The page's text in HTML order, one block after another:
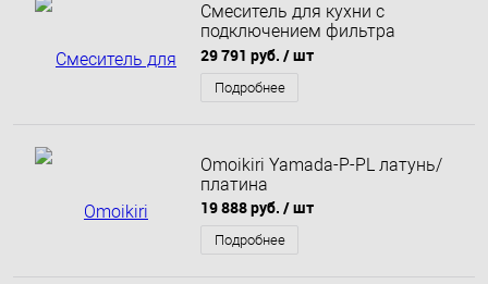
Смеситель для кухни c
подключением фильтра
Wonzon & Woghand,
Брашированное золото (WW-
88458006-BG)
29 791 руб. / шт
Подробнее
Omoikiri Yamada-P-PL латунь/
платина
19 888 руб. / шт
Подробнее